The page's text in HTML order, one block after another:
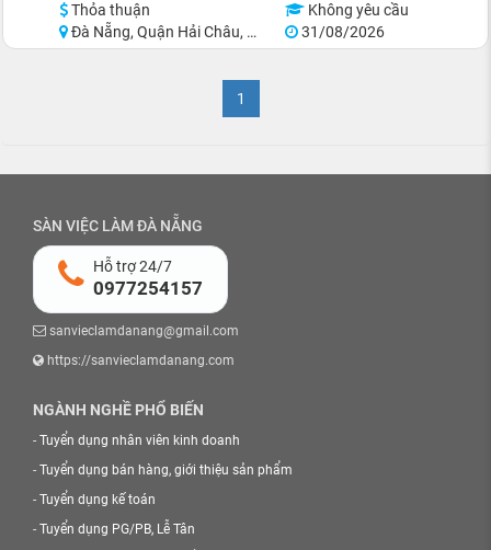
Thỏa thuận
Không yêu cầu
Đà Nẵng, Quận Hải Châu, Quận Thanh Khê, Quận Sơn Trà, Quận Cẩm Lệ
31/08/2026
1
SÀN VIỆC LÀM ĐÀ NẴNG
Hỗ trợ 24/7
0977254157
sanvieclamdanang@gmail.com
https://sanvieclamdanang.com
NGÀNH NGHỀ PHỔ BIẾN
- Tuyển dụng nhân viên kinh doanh
- Tuyển dụng bán hàng, giới thiệu sản phẩm
- Tuyển dụng kế toán
- Tuyển dụng PG/PB, Lễ Tân